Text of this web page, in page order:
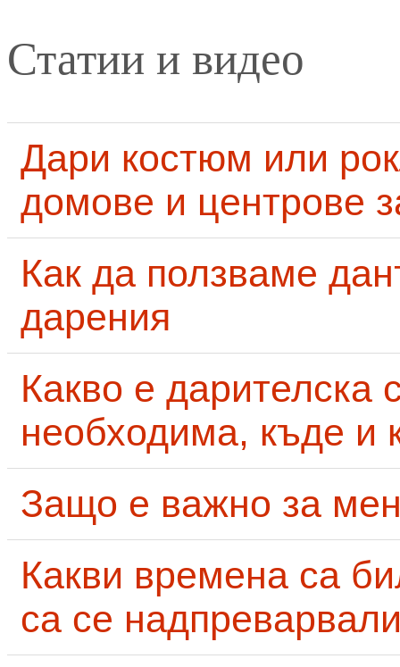
Статии и видео
Дари костюм или
домове и центрове
Как да ползваме
дарения
Какво е дарителска
необходима, къде и
Защо е важно за
Какви времена са
са се